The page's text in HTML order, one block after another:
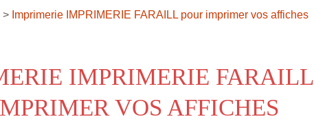
> Imprimerie IMPRIMERIE FARAILL pour imprimer vos affiches
IMPRIMERIE FARAILL
VOS AFFICHES